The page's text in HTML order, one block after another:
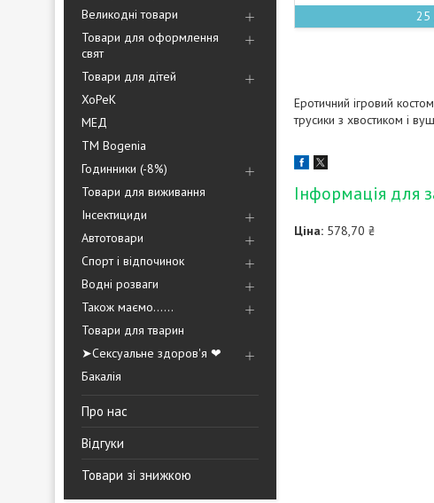
Великодні товари
Товари для оформлення
свят
Товари для дітей
ХоРеК
МЕД
ТМ Bogenia
Годинники (-8%)
Товари для виживання
Інсектициди
Автотовари
Спорт і відпочинок
Водні розваги
Також маємо......
Товари для тварин
➤Сексуальне здоров'я ❤
Бакалія
Про нас
Відгуки
Товари зі знижкою
25
Еротичний ігровий
трусики з хвостиком і
Інформація для
Ціна: 578,70 ₴